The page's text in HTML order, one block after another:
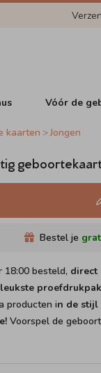
Vóór de
kaarten Jongen
Bestel je
18:00 besteld, direct
leukste
producten in de stijl
Voorspel de